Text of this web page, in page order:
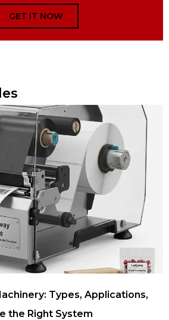
GET IT NOW
Types, Applications,
the Right System